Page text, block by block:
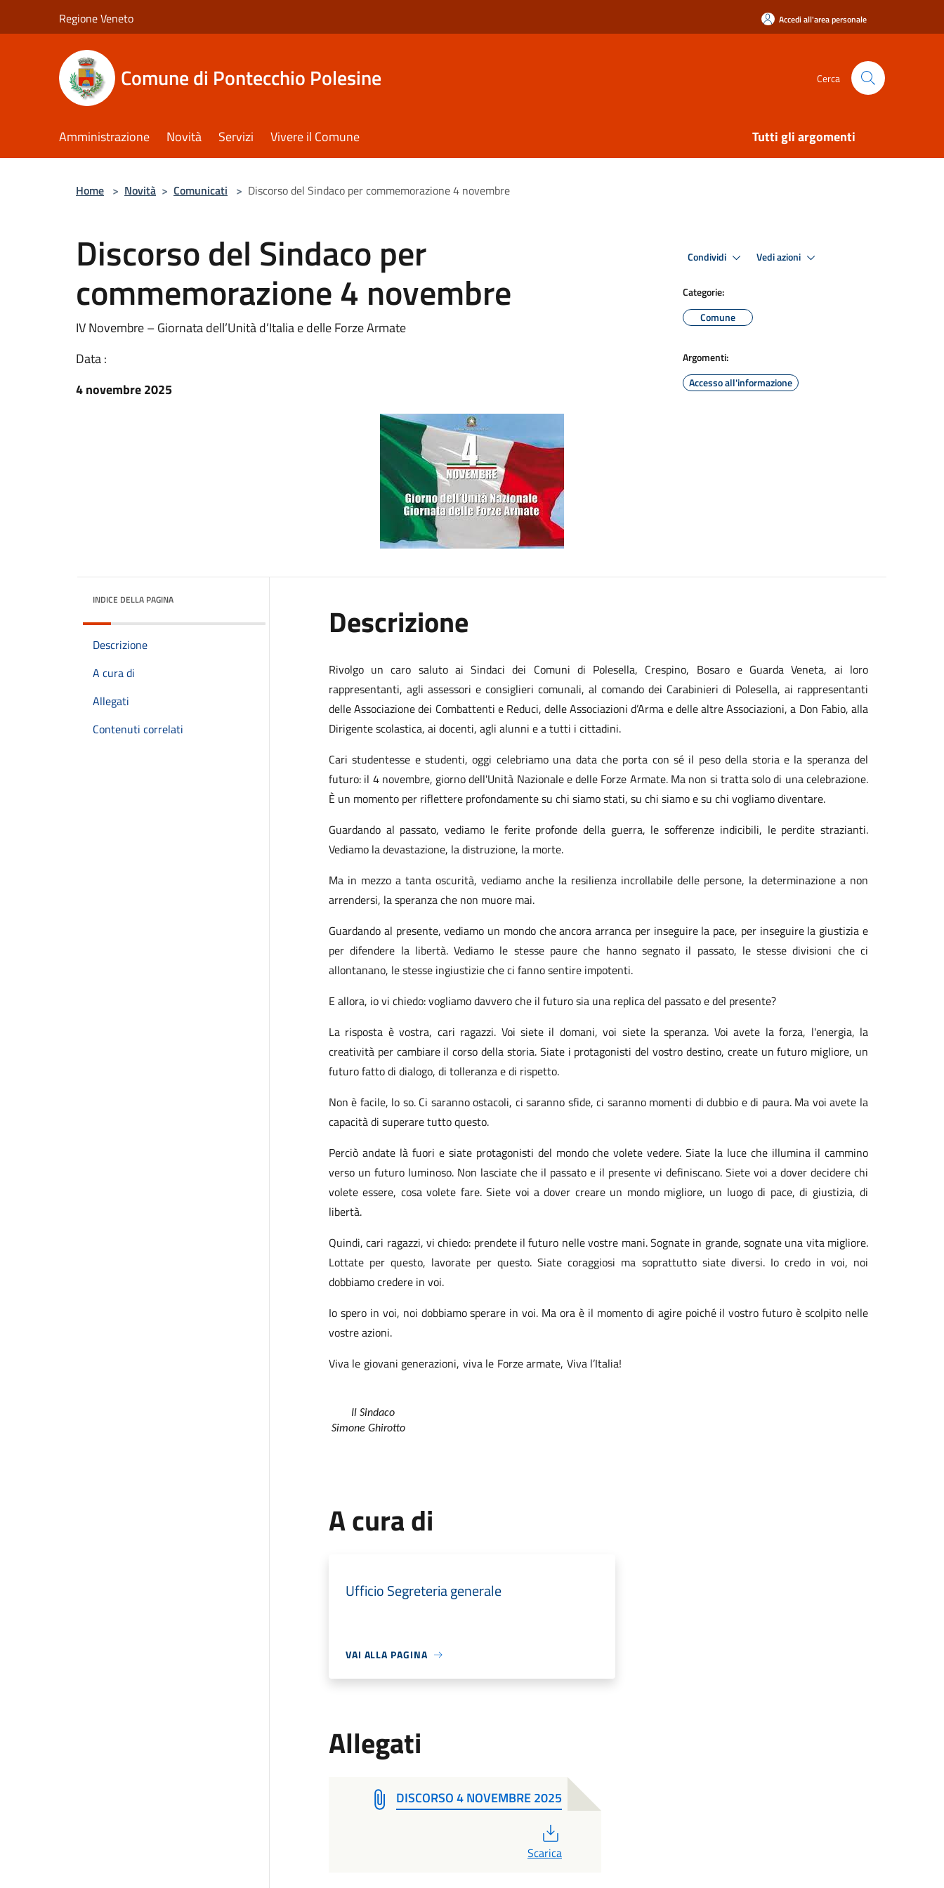
Regione Veneto Accedi all'area personale
Comune di Pontecchio Polesine Cerca
Amministrazione Novità Servizi Vivere il Comune Tutti gli argomenti
Home > Novità > Comunicati > Discorso del Sindaco per commemorazione 4 novembre
Discorso del Sindaco per
commemorazione 4 novembre
IV Novembre – Giornata dell’Unità d’Italia e delle Forze Armate
Data :
4 novembre 2025
Condividi Vedi azioni
Categorie:
Comune
Argomenti:
Accesso all'informazione
INDICE DELLA PAGINA
Descrizione
A cura di
Allegati
Contenuti correlati
Descrizione
Rivolgo un caro saluto ai Sindaci dei Comuni di Polesella, Crespino, Bosaro e Guarda Veneta, ai loro
rappresentanti, agli assessori e consiglieri comunali, al comando dei Carabinieri di Polesella, ai rappresentanti
delle Associazione dei Combattenti e Reduci, delle Associazioni d’Arma e delle altre Associazioni, a Don Fabio, alla
Dirigente scolastica, ai docenti, agli alunni e a tutti i cittadini.
Cari studentesse e studenti,oggi celebriamo una data che porta con sé il peso della storia e la speranza del
futuro: il 4 novembre, giorno dell'Unità Nazionale e delle Forze Armate. Ma non si tratta solo di una celebrazione.
È un momento per riflettere profondamente su chi siamo stati, su chi siamo e su chi vogliamo diventare.
Guardando al passato, vediamo le ferite profonde della guerra, le sofferenze indicibili, le perdite strazianti.
Vediamo la devastazione, la distruzione, la morte.
Ma in mezzo a tanta oscurità, vediamo anche la resilienza incrollabile delle persone, la determinazione a non
arrendersi, la speranza che non muore mai.
Guardando al presente, vediamo un mondo che ancora arranca per inseguire la pace, per inseguire la giustizia e
per difendere la libertà. Vediamo le stesse paure che hanno segnato il passato, le stesse divisioni che ci
allontanano, le stesse ingiustizie che ci fanno sentire impotenti.
E allora, io vi chiedo: vogliamo davvero che il futuro sia una replica del passato e del presente?
La risposta è vostra, cari ragazzi. Voi siete il domani, voi siete la speranza. Voi avete la forza, l'energia, la
creatività per cambiare il corso della storia. Siate i protagonisti del vostro destino, create un futuro migliore, un
futuro fatto di dialogo, di tolleranza e di rispetto.
Non è facile, lo so. Ci saranno ostacoli, ci saranno sfide, ci saranno momenti di dubbio e di paura. Ma voi avete la
capacità di superare tutto questo.
Perciò andate là fuori e siate protagonisti del mondo che volete vedere.Siate la luce che illumina il cammino
verso un futuro luminoso. Non lasciate che il passato e il presente vi definiscano. Siete voi a dover decidere chi
volete essere, cosa volete fare.Siete voi a dover creare un mondo migliore, un luogo di pace, di giustizia, di
libertà.
Quindi, cari ragazzi, vi chiedo: prendete il futuro nelle vostre mani.Sognate in grande, sognate una vita migliore.
Lottate per questo, lavorate per questo.Siate coraggiosi ma soprattutto siate diversi. Io credo in voi, noi
dobbiamo credere in voi.
Io spero in voi, noi dobbiamo sperare in voi. Ma ora è il momento di agire poiché il vostro futuro è scolpito nelle
vostre azioni.
Viva le giovani generazioni, viva le Forze armate, Viva l’Italia!
Il Sindaco
Simone Ghirotto
A cura di
Ufficio Segreteria generale
VAI ALLA PAGINA
Allegati
DISCORSO 4 NOVEMBRE 2025
Scarica